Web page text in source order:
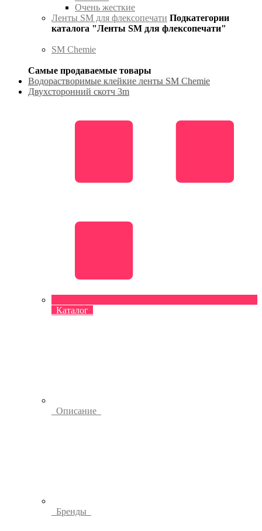
Очень жесткие
Ленты SM для флексопечати Подкатегории
каталога "Ленты SM для флексопечати"
SM Chemie
Самые продаваемые товары
Водорастворимые клейкие ленты SM Chemie
Двухсторонний скотч 3m
Каталог
Описание
Бренды